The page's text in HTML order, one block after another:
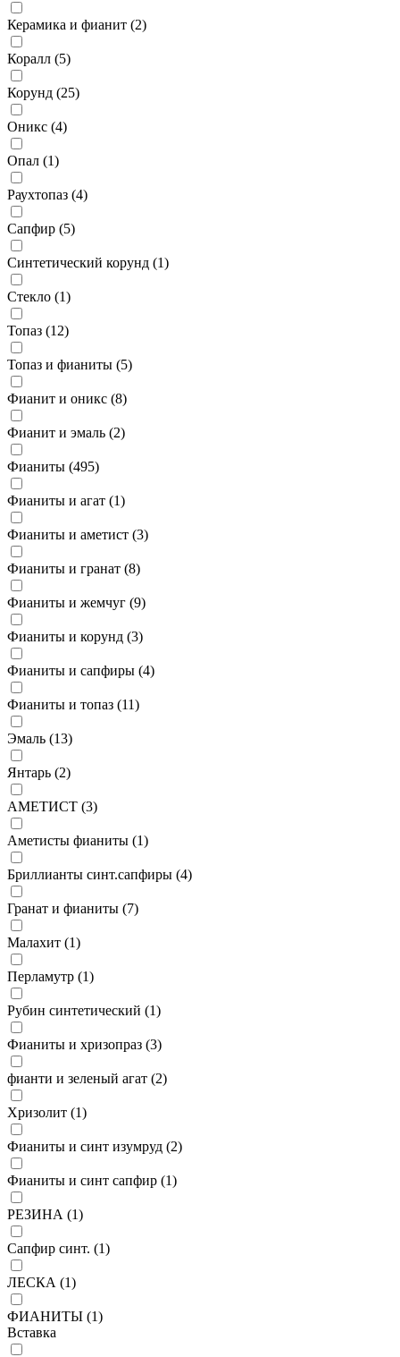
Керамика и фианит (2)
Коралл (5)
Корунд (25)
Оникс (4)
Опал (1)
Раухтопаз (4)
Сапфир (5)
Синтетический корунд (1)
Стекло (1)
Топаз (12)
Топаз и фианиты (5)
Фианит и оникс (8)
Фианит и эмаль (2)
Фианиты (495)
Фианиты и агат (1)
Фианиты и аметист (3)
Фианиты и гранат (8)
Фианиты и жемчуг (9)
Фианиты и корунд (3)
Фианиты и сапфиры (4)
Фианиты и топаз (11)
Эмаль (13)
Янтарь (2)
АМЕТИСТ (3)
Аметисты фианиты (1)
Бриллианты синт.сапфиры (4)
Гранат и фианиты (7)
Малахит (1)
Перламутр (1)
Рубин синтетический (1)
Фианиты и хризопраз (3)
фианти и зеленый агат (2)
Хризолит (1)
Фианиты и синт изумруд (2)
Фианиты и синт сапфир (1)
РЕЗИНА (1)
Сапфир синт. (1)
ЛЕСКА (1)
ФИАНИТЫ (1)
Вставка